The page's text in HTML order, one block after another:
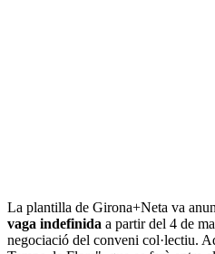
La plantilla de Girona+Neta va
vaga indefinida a partir del 4 de
negociació del conveni col·lectiu.